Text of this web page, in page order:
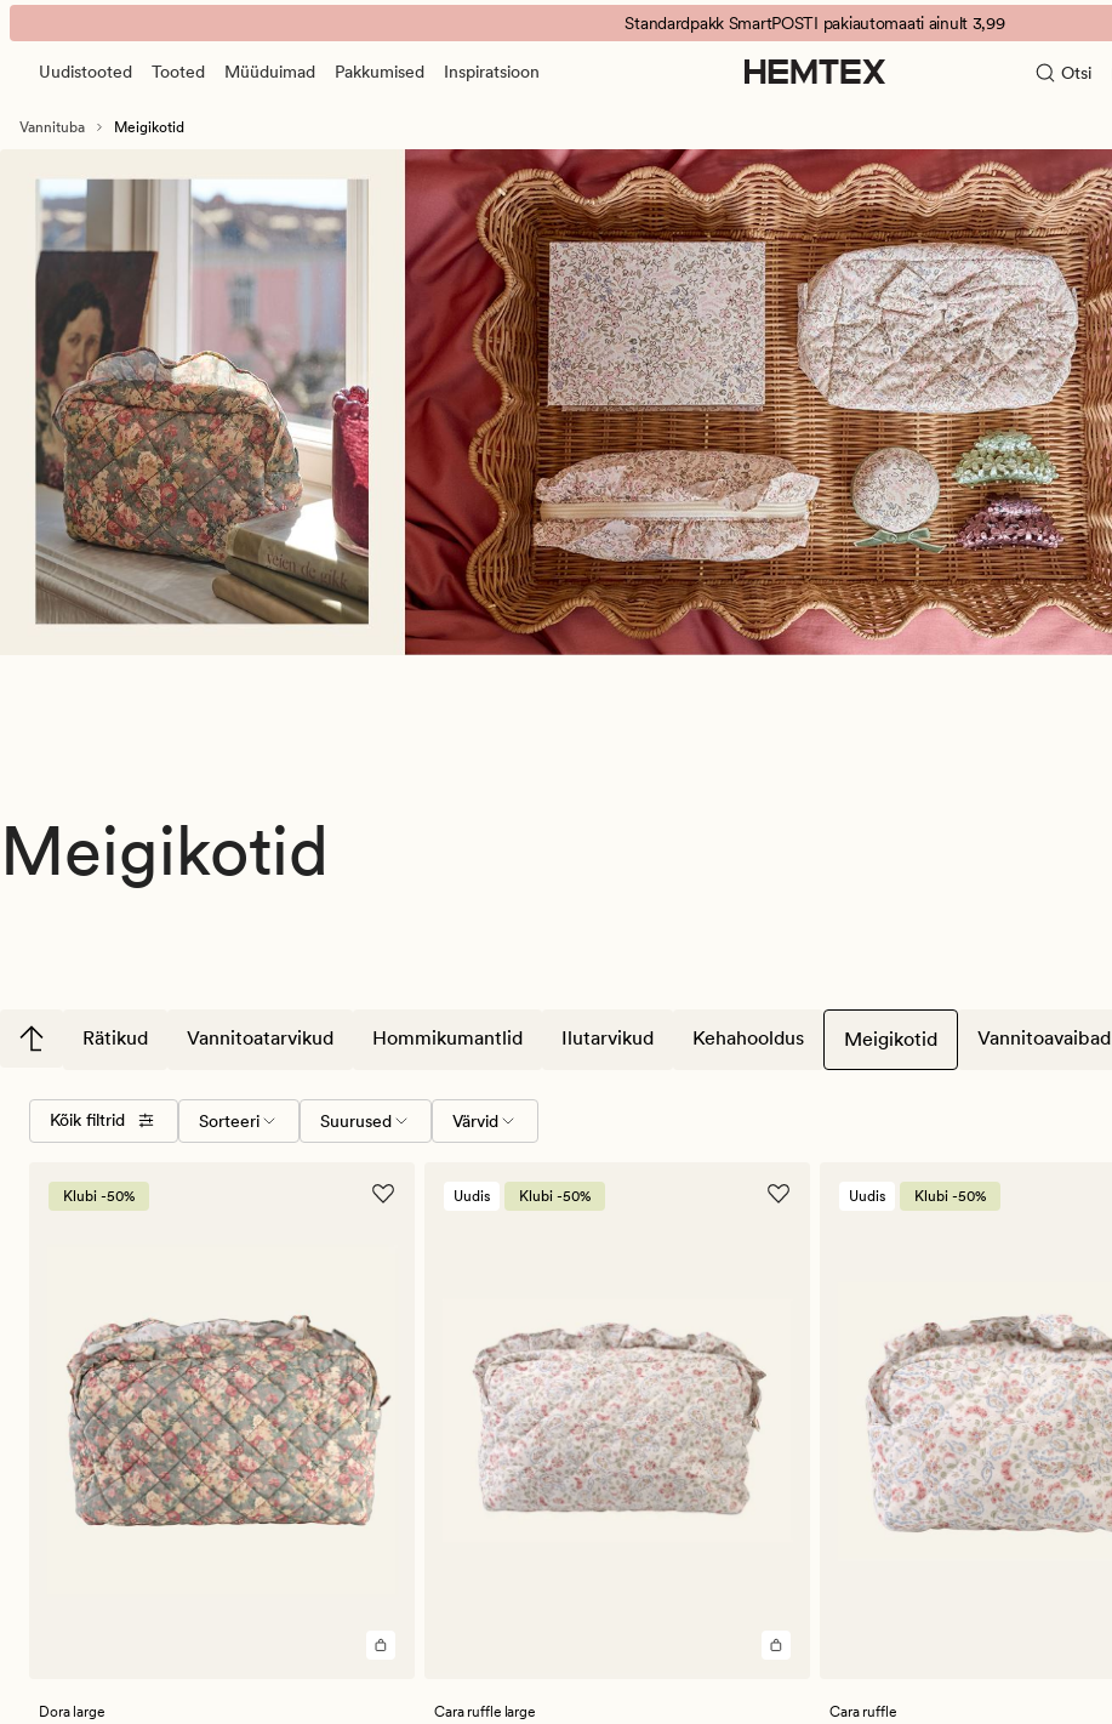
Meigikotid
banner.
Press
to
Standardpakk SmartPOSTI pakiautomaati ainult 3,99
Uudistooted Tooted Müüduimad Pakkumised Inspiratsioon Otsi
Vannituba Meigikotid
Meigikotid
Rätikud Vannitoatarvikud Hommikumantlid Ilutarvikud Kehahooldus Meigikotid Vannitoavaibad
Kõik filtrid
Valige
sorteerimise
Sorteeri Suurused
Suurused Värvid
Värvid
Klubi -50%
Dora large
Uudis Klubi -50%
Cara ruffle large
Uudis Klubi -50%
Cara ruffle